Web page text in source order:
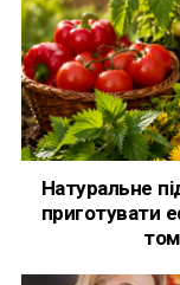
Натуральне
приготувати